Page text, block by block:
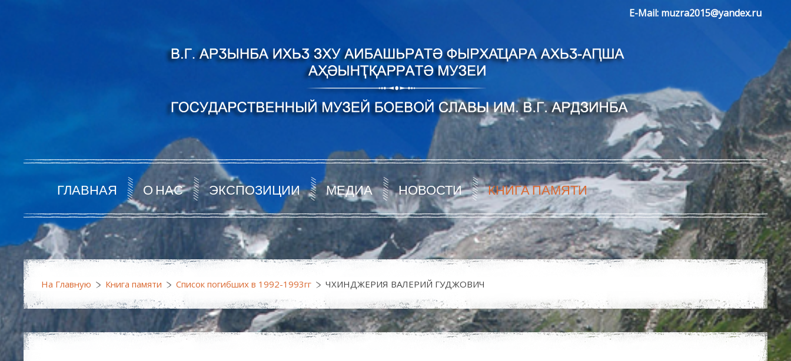
E-Mail: muzra2015@yandex.ru
ГЛАВНАЯ О НАС ЭКСПОЗИЦИИ МЕДИА НОВОСТИ КНИГА ПАМЯТИ
На Главную Книга памяти Список погибших в 1992-1993гг ЧХИНДЖЕРИЯ ВАЛЕРИЙ ГУДЖОВИЧ